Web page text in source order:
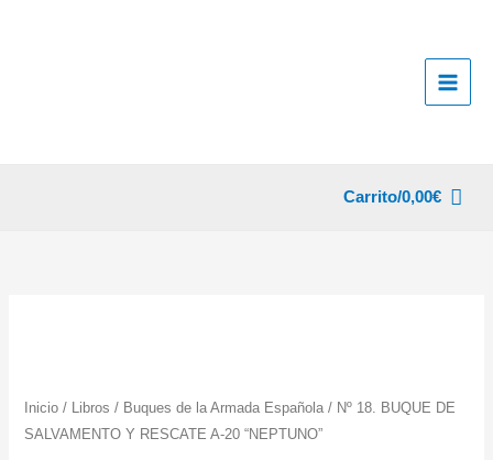
Carrito/0,00€
Inicio / Libros / Buques de la Armada Española / Nº 18. BUQUE DE
SALVAMENTO Y RESCATE A-20 “NEPTUNO”